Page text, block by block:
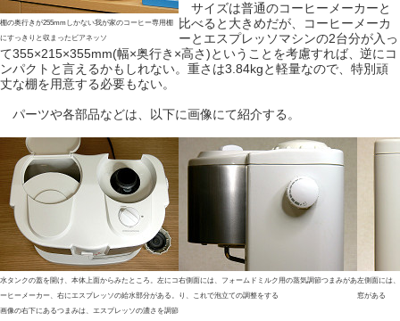
棚の奥行きが255mmしかない我が家のコーヒー専用棚
にすっきりと収まったビアネッソ
サイズは普通のコーヒーメーカーと
比べると大きめだが、コーヒーメーカ
ーとエスプレッソマシンの2台分が入っ
て355×215×355mm(幅×奥行き×高さ)ということを考慮すれば、逆にコ
ンパクトと言えるかもしれない。重さは3.84kgと軽量なので、特別頑
丈な棚を用意する必要もない。
パーツや各部品などは、以下に画像にて紹介する。
水タンクの蓋を開け、本体上面からみたところ。左にコ
ーヒーメーカー、右にエスプレッソの給水部分がある。
画像の右下にあるつまみは、エスプレッソの濃さを調節
右側面には、フォームドミルク用の蒸気調節つまみがあ
り、これで泡立ての調整をする
左側面には
窓がある